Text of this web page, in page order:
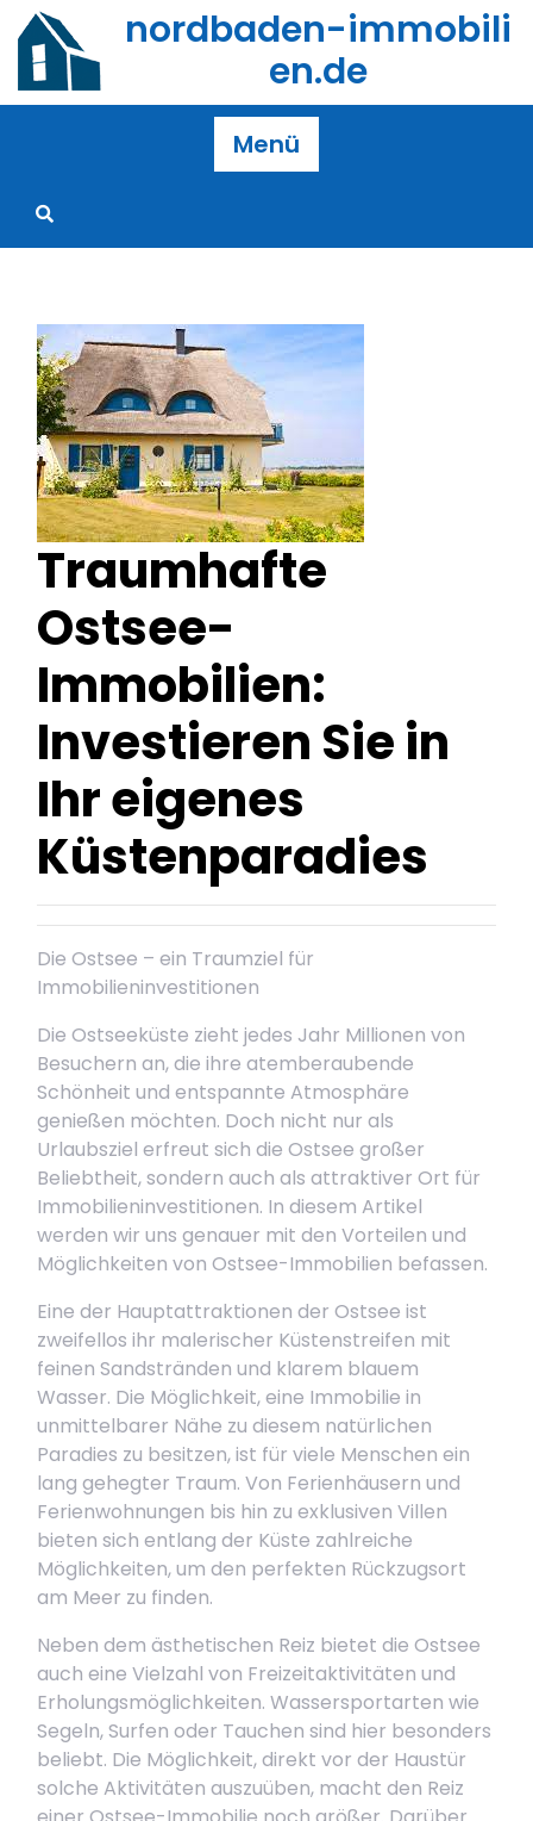
Zum
Inhalt
springen
nordbaden-immobili
en.de
Menü
Traumhafte
Ostsee-
Immobilien:
Investieren Sie in
Ihr eigenes
Küstenparadies
Die Ostsee – ein Traumziel für
Immobilieninvestitionen
Die Ostseeküste zieht jedes Jahr Millionen von
Besuchern an, die ihre atemberaubende
Schönheit und entspannte Atmosphäre
genießen möchten. Doch nicht nur als
Urlaubsziel erfreut sich die Ostsee großer
Beliebtheit, sondern auch als attraktiver Ort für
Immobilieninvestitionen. In diesem Artikel
werden wir uns genauer mit den Vorteilen und
Möglichkeiten von Ostsee-Immobilien befassen.
Eine der Hauptattraktionen der Ostsee ist
zweifellos ihr malerischer Küstenstreifen mit
feinen Sandstränden und klarem blauem
Wasser. Die Möglichkeit, eine Immobilie in
unmittelbarer Nähe zu diesem natürlichen
Paradies zu besitzen, ist für viele Menschen ein
lang gehegter Traum. Von Ferienhäusern und
Ferienwohnungen bis hin zu exklusiven Villen
bieten sich entlang der Küste zahlreiche
Möglichkeiten, um den perfekten Rückzugsort
am Meer zu finden.
Neben dem ästhetischen Reiz bietet die Ostsee
auch eine Vielzahl von Freizeitaktivitäten und
Erholungsmöglichkeiten. Wassersportarten wie
Segeln, Surfen oder Tauchen sind hier besonders
beliebt. Die Möglichkeit, direkt vor der Haustür
solche Aktivitäten auszuüben, macht den Reiz